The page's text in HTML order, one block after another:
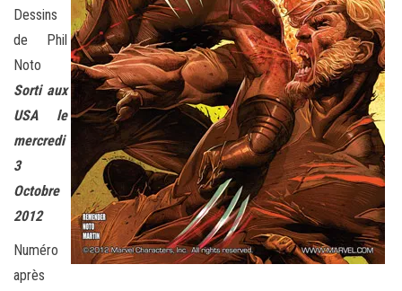
Dessins
de Phil
Noto
Sorti aux
USA le
mercredi
3
Octobre
2012
Numéro
après